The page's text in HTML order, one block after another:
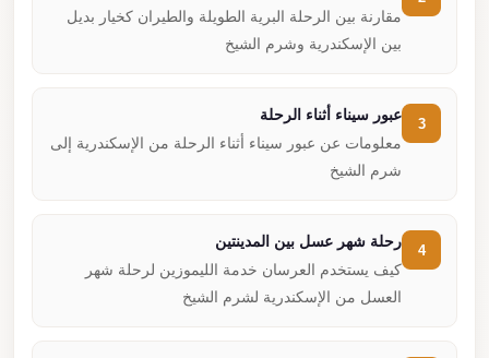
مقارنة بين الرحلة البرية الطويلة والطيران كخيار بديل
بين الإسكندرية وشرم الشيخ
عبور سيناء أثناء الرحلة
معلومات عن عبور سيناء أثناء الرحلة من الإسكندرية إلى
شرم الشيخ
رحلة شهر عسل بين المدينتين
كيف يستخدم العرسان خدمة الليموزين لرحلة شهر
العسل من الإسكندرية لشرم الشيخ